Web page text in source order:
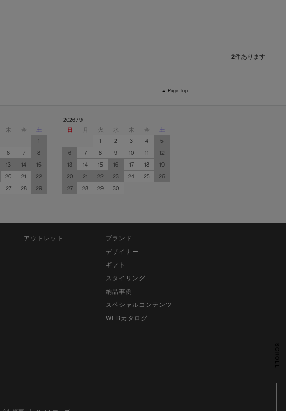
SCROLL
2件あります
▲ Page Top
木 金
土
1
6 7
8
13 14
15
20 21
22
27 28
29
2026 / 9
日
月 火 水 木 金
土
1
2 3 4
5
6
7 8 9 10 11
12
13
14 15 16 17 18
19
20
21 22 23 24 25
26
27
28 29 30
アウトレット
ブランド
デザイナー
ギフト
スタイリング
納品事例
スペシャルコンテンツ
WEBカタログ